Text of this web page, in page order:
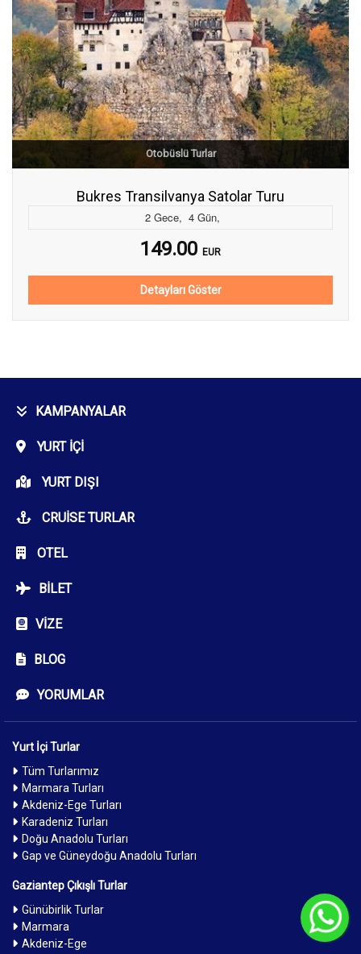
Otobüslü Turlar
Bukres Transilvanya Satolar Turu
2 Gece, 4 Gün,
149.00 EUR
Detayları Göster
KAMPANYALAR
YURT İÇI
YURT DIŞI
CRUISE TURLAR
OTEL
BILET
VIZE
BLOG
YORUMLAR
Yurt İçi Turlar
Tüm Turlarımız
Marmara Turları
Akdeniz-Ege Turları
Karadeniz Turları
Doğu Anadolu Turları
Gap ve Güneydoğu Anadolu Turları
Gaziantep Çıkışlı Turlar
Günübirlik Turlar
Marmara
Akdeniz-Ege
C